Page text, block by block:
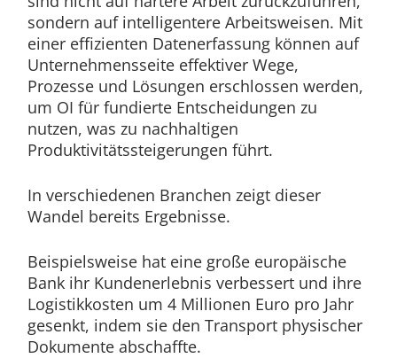
sondern auf intelligentere Arbeitsweisen. Mit
einer effizienten Datenerfassung können auf
Unternehmensseite effektiver Wege,
Prozesse und Lösungen erschlossen werden,
um OI für fundierte Entscheidungen zu
nutzen, was zu nachhaltigen
Produktivitätssteigerungen führt.
In verschiedenen Branchen zeigt dieser
Wandel bereits Ergebnisse.
Beispielsweise hat eine große europäische
Bank ihr Kundenerlebnis verbessert und ihre
Logistikkosten um 4 Millionen Euro pro Jahr
gesenkt, indem sie den Transport physischer
Dokumente abschaffte.